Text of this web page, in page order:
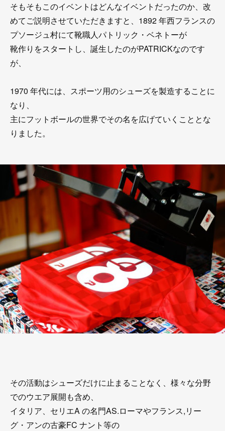
そもそもこのイベントはどんなイベントだったのか、改
めてご説明させていただきますと、1892 年西フランスの
プソージュ村にて靴職人パトリック・ベネトーが
靴作りをスタートし、誕生したのがPATRICKなのです
が、
1970 年代には、スポーツ用のシューズを製造することに
なり、
主にフットボールの世界でその名を広げていくこととな
りました。
その活動はシューズだけに止まることなく、様々な分野
でのウエア展開も含め、
イタリア、セリエA の名門AS.ローマやフランス,リー
グ・アンの古豪FC ナント等の